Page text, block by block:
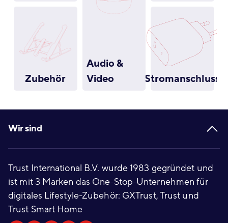
Stromanschluss
Zubehör
Audio &
Video
Footer
Wir sind
Trust International B.V. wurde 1983 gegründet und
ist mit 3 Marken das One-Stop-Unternehmen für
digitales Lifestyle-Zubehör: GXTrust, Trust und
Trust Smart Home